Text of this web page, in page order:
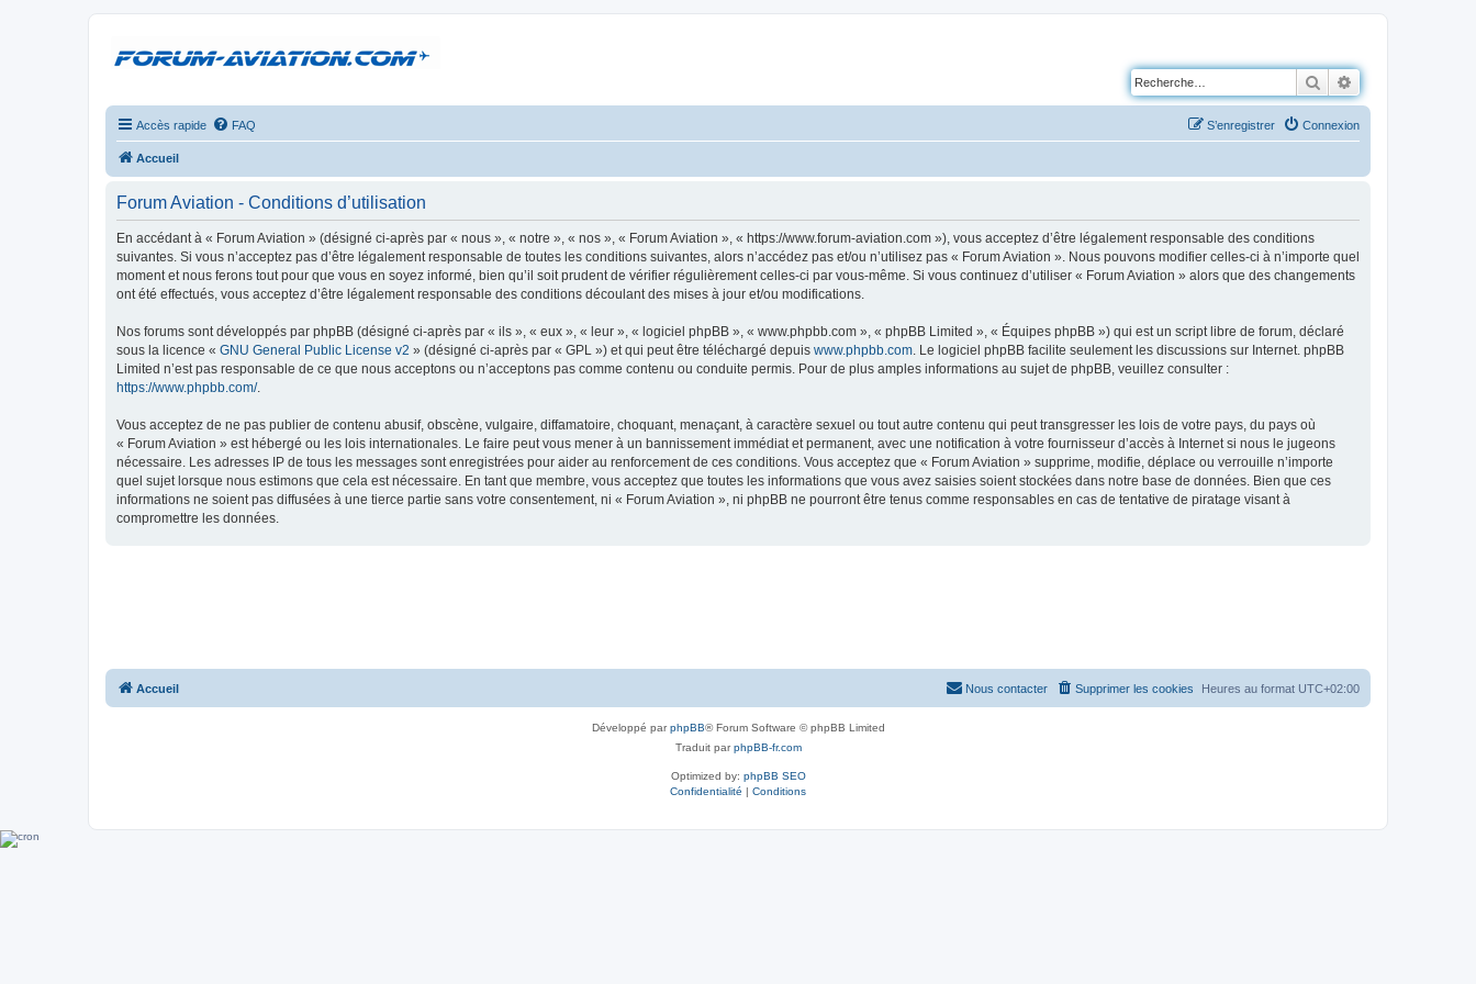
Rechercher
Accès rapide FAQ Connexion
S’enregistrer
Accueil
Forum Aviation - Conditions d’utilisation
En accédant à « Forum Aviation » (désigné ci-après par « nous », « notre », « nos », « Forum Aviation », « https://www.forum-aviation.com »), vous acceptez d’être légalement responsable des conditions
suivantes. Si vous n’acceptez pas d’être légalement responsable de toutes les conditions suivantes, alors n’accédez pas et/ou n’utilisez pas « Forum Aviation ». Nous pouvons modifier celles-ci à n’importe quel
moment et nous ferons tout pour que vous en soyez informé, bien qu’il soit prudent de vérifier régulièrement celles-ci par vous-même. Si vous continuez d’utiliser « Forum Aviation » alors que des changements
ont été effectués, vous acceptez d’être légalement responsable des conditions découlant des mises à jour et/ou modifications.
Nos forums sont développés par phpBB (désigné ci-après par « ils », « eux », « leur », « logiciel phpBB », « www.phpbb.com », « phpBB Limited », « Équipes phpBB ») qui est un script libre de forum, déclaré
sous la licence « GNU General Public License v2 » (désigné ci-après par « GPL ») et qui peut être téléchargé depuis www.phpbb.com. Le logiciel phpBB facilite seulement les discussions sur Internet. phpBB
Limited n’est pas responsable de ce que nous acceptons ou n’acceptons pas comme contenu ou conduite permis. Pour de plus amples informations au sujet de phpBB, veuillez consulter :
https://www.phpbb.com/.
Vous acceptez de ne pas publier de contenu abusif, obscène, vulgaire, diffamatoire, choquant, menaçant, à caractère sexuel ou tout autre contenu qui peut transgresser les lois de votre pays, du pays où
« Forum Aviation » est hébergé ou les lois internationales. Le faire peut vous mener à un bannissement immédiat et permanent, avec une notification à votre fournisseur d’accès à Internet si nous le jugeons
nécessaire. Les adresses IP de tous les messages sont enregistrées pour aider au renforcement de ces conditions. Vous acceptez que « Forum Aviation » supprime, modifie, déplace ou verrouille n’importe
quel sujet lorsque nous estimons que cela est nécessaire. En tant que membre, vous acceptez que toutes les informations que vous avez saisies soient stockées dans notre base de données. Bien que ces
informations ne soient pas diffusées à une tierce partie sans votre consentement, ni « Forum Aviation », ni phpBB ne pourront être tenus comme responsables en cas de tentative de piratage visant à
compromettre les données.
Accueil Heures au format UTC+02:00
Supprimer les cookies
Nous contacter
Développé parphpBB® Forum Software © phpBB Limited
Traduit parphpBB-fr.com
Optimized by: phpBB SEO
Confidentialité | Conditions